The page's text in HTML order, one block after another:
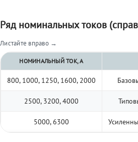
Ряд номинальных токов
Листайте вправо →
НОМИНАЛЬНЫЙ ТОК, А
800, 1000, 1250, 1600, 2000
2500, 3200, 4000
5000, 6300